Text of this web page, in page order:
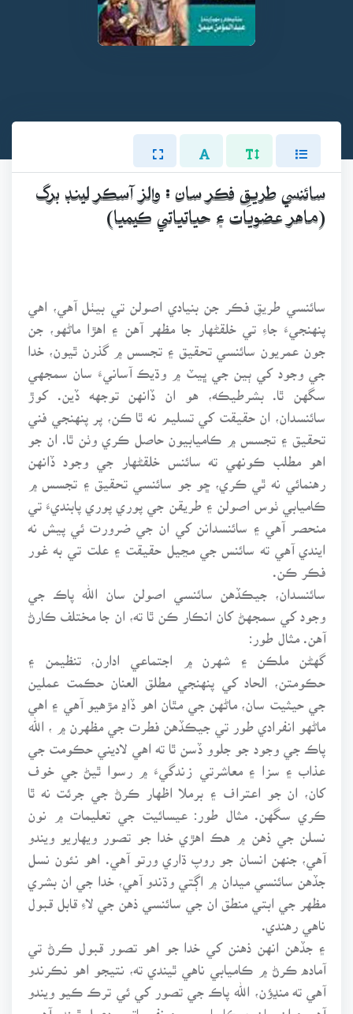
سائنسي طريقِ فڪر سان : والز آسڪر لينڊ برگ
(ماهر عضويات ۽ حياتياتي ڪيميا)
سائنسي طريقِ فڪر جن بنيادي اصولن تي بيٺل آهي، اهي
پنهنجيءَ جاءِ تي خلقڻهار جا مظهر آهن ۽ اهڙا ماڻهو، جن
جون عمريون سائنسي تحقيق ۽ تجسس ۾ گذرن ٿيون، خدا
جي وجود کي ٻين جي ڀيٽ ۾ وڌيڪ آسانيءَ سان سمجهي
سگهن ٿا. بشرطيڪه، هو ان ڏانهن توجهه ڏين. کوڙ
سائنسدان، ان حقيقت کي تسليم نه ٿا ڪن، پر پنهنجي فني
تحقيق ۽ تجسس ۾ ڪاميابيون حاصل ڪري وٺن ٿا. ان جو
اهو مطلب ڪونهي ته سائنس خلقڻهار جي وجود ڏانهن
رهنمائي نه ٿي ڪري، ڇو جو سائنسي تحقيق ۽ تجسس ۾
ڪاميابي ٺوس اصولن ۽ طريقن جي پوري پوري پابنديءَ تي
منحصر آهي ۽ سائنسدانن کي ان جي ضرورت ئي پيش نه
ايندي آهي ته سائنس جي مڃيل حقيقت ۽ علت تي به غور
فڪر ڪن.
سائنسدان، جيڪڏهن سائنسي اصولن سان الله پاڪ جي
وجود کي سمجهڻ کان انڪار ڪن ٿا ته، ان جا مختلف ڪارڻ
آهن. مثال طور:
گهڻن ملڪن ۽ شهرن ۾ اجتماعي ادارن، تنظيمن ۽
حڪومتن، الحاد کي پنهنجي مطلق العنان حڪمت عملين
جي حيثيت سان، ماڻهن جي مٿان اهو ڏاڍ مڙهيو آهي ۽ اهي
ماڻهو انفرادي طور تي جيڪڏهن فطرت جي مظهرن ۾ ، الله
پاڪ جي وجود جو جلوو ڏسن ٿا ته اهي لاديني حڪومت جي
عذاب ۽ سزا ۽ معاشرتي زندگيءَ ۾ رسوا ٿيڻ جي خوف
کان، ان جو اعتراف ۽ برملا اظهار ڪرڻ جي جرئت نه ٿا
ڪري سگهن. مثال طور: عيسائيت جي تعليمات ۾ نون
نسلن جي ذهن ۾ هڪ اهڙي خدا جو تصور ويهاريو ويندو
آهي، جنهن انسان جو روپ ڌاري ورتو آهي. اهو نئون نسل
جڏهن سائنسي ميدان ۾ اڳتي وڌندو آهي، خدا جي ان بشري
مظهر جي ابتي منطق ان جي سائنسي ذهن جي لاءِ قابل قبول
ناهي رهندي.
۽ جڏهن انهن ذهنن کي خدا جو اهو تصور قبول ڪرڻ تي
آماده ڪرڻ ۾ ڪاميابي ناهي ٿيندي ته، نتيجو اهو نڪرندو
آهي ته منڍؤن، الله پاڪ جي تصور کي ئي ترڪ ڪيو ويندو
آهي ۽ ان سان جيڪا مايوسي ۽ نفسياتي ردعمل ٿيندو آهي،